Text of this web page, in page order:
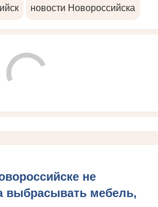
новости Новороссийска
не
выбрасывать мебель,